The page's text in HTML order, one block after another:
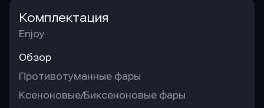
Комплектация
Enjoy
Обзор
Противотуманные фары
Ксеноновые/Биксеноновые фары